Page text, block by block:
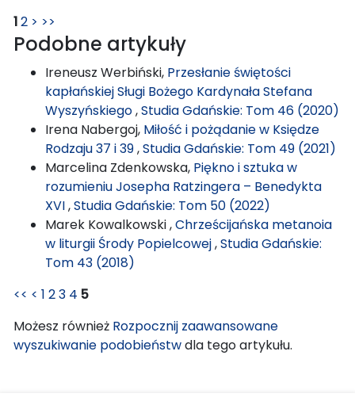
12 > >>
Podobne artykuły
Ireneusz Werbiński, Przesłanie świętości
kapłańskiej Sługi Bożego Kardynała Stefana
Wyszyńskiego,Studia Gdańskie: Tom 46 (2020)
Irena Nabergoj, Miłość i pożądanie w Księdze
Rodzaju 37 i 39,Studia Gdańskie: Tom 49 (2021)
Marcelina Zdenkowska, Piękno i sztuka w
rozumieniu Josepha Ratzingera – Benedykta
XVI,Studia Gdańskie: Tom 50 (2022)
Marek Kowalkowski ,Chrześcijańska metanoia
w liturgii Środy Popielcowej,Studia Gdańskie:
Tom 43 (2018)
<< < 1 23 4 5
Możesz również Rozpocznij zaawansowane
wyszukiwanie podobieństwdla tego artykułu.